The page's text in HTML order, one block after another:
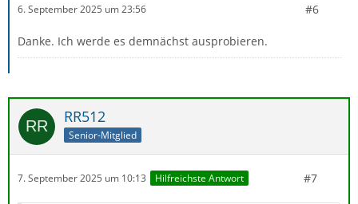
6. September 2025 um 23:56 #6
Danke. Ich werde es demnächst ausprobieren.
RR512
Senior-Mitglied
7. September 2025 um 10:13 Hilfreichste Antwort #7